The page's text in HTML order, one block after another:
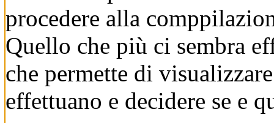
procedere alla
Quello che più ci sembra
che permette di
effettuano e decidere se e